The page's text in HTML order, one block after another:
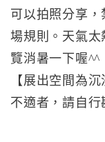
可以拍照分享
場規則。天氣
覽消暑一下喔^^
【展出空間為
不適者，請自行